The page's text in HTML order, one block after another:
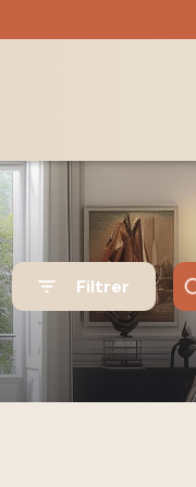
Filtrer